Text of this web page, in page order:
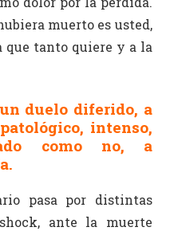
muerto es usted,
que tanto quiere y a la
duelo diferido, a
intenso,
como no, a
pasa por distintas
ante la muerte